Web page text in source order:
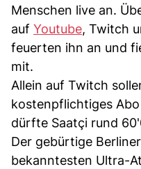
Menschen live an.
auf Youtube, Twitch
feuerten ihn an und
mit.
Allein auf Twitch
kostenpflichtiges
dürfte Saatçi rund
Der gebürtige
bekanntesten Ultra-